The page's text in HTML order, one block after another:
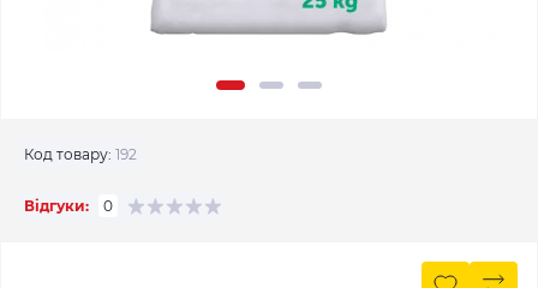
Код товару: 192
Відгуки: 0